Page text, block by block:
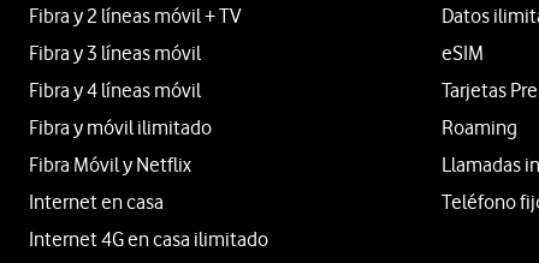
Fibra y 2 líneas móvil + TV
Fibra y 3 líneas móvil
Fibra y 4 líneas móvil
Fibra y móvil ilimitado
Fibra Móvil y Netflix
Internet en casa
Internet 4G en casa ilimitado
Datos
eSIM
Tarjetas
Roaming
Llamadas
Teléfono